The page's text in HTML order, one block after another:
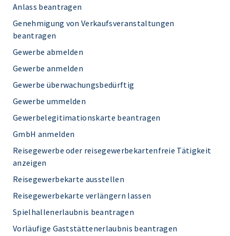
Anlass beantragen
Genehmigung von Verkaufsveranstaltungen
beantragen
Gewerbe abmelden
Gewerbe anmelden
Gewerbe überwachungsbedürftig
Gewerbe ummelden
Gewerbelegitimationskarte beantragen
GmbH anmelden
Reisegewerbe oder reisegewerbekartenfreie Tätigkeit
anzeigen
Reisegewerbekarte ausstellen
Reisegewerbekarte verlängern lassen
Spielhallenerlaubnis beantragen
Vorläufige Gaststättenerlaubnis beantragen